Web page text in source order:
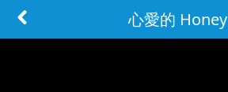
心愛的 Honey